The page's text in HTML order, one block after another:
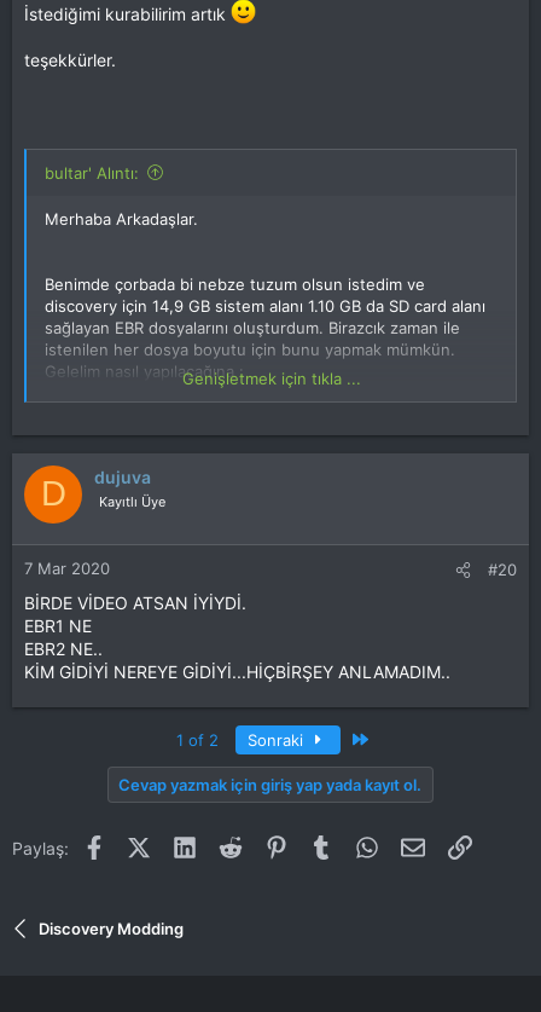
İstediğimi kurabilirim artık
teşekkürler.
bultar' Alıntı:
Merhaba Arkadaşlar.
Benimde çorbada bi nebze tuzum olsun istedim ve
discovery için 14,9 GB sistem alanı 1.10 GB da SD card alanı
sağlayan EBR dosyalarını oluşturdum. Birazcık zaman ile
istenilen her dosya boyutu için bunu yapmak mümkün.
Gelelim nasıl yapılacağına :
- 4 GB'lık sürümde geri dönülmez şeylere sebep olabilir!
- Her değişikliğe gidildiğinde yapılması gerektiği gibi yedek
almayı unutmayın !
lütfen
indirdiğiniz dosyanın içindekileri EBR1 ve EBR2 yerine
Flashlayın başka şeylere dokunmayın.
Spoyler
Genişletmek için tıkla ...
D dujuva
Kayıtlı Üye
7 Mar 2020 #20
BİRDE VİDEO ATSAN İYİYDİ.
EBR1 NE
EBR2 NE..
KİM GİDİYİ NEREYE GİDİYİ...HİÇBİRŞEY ANLAMADIM..
1 of 2 Sonraki
Cevap yazmak için giriş yap yada kayıt ol.
Paylaş: FacebookX (Twitter)
LinkedInReddit PinterestTumblr WhatsApp
E-postaLink
Discovery Modding